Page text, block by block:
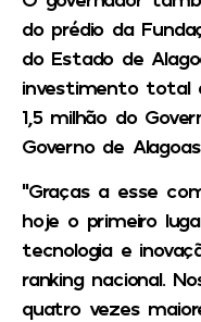
do prédio da
do Estado de
investimento total
1,5 milhão do
Governo de
“Graças a esse
hoje o primeiro
tecnologia e
ranking nacional.
quatro vezes